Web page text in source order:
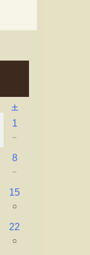
土
1
－
8
－
15
○
22
○